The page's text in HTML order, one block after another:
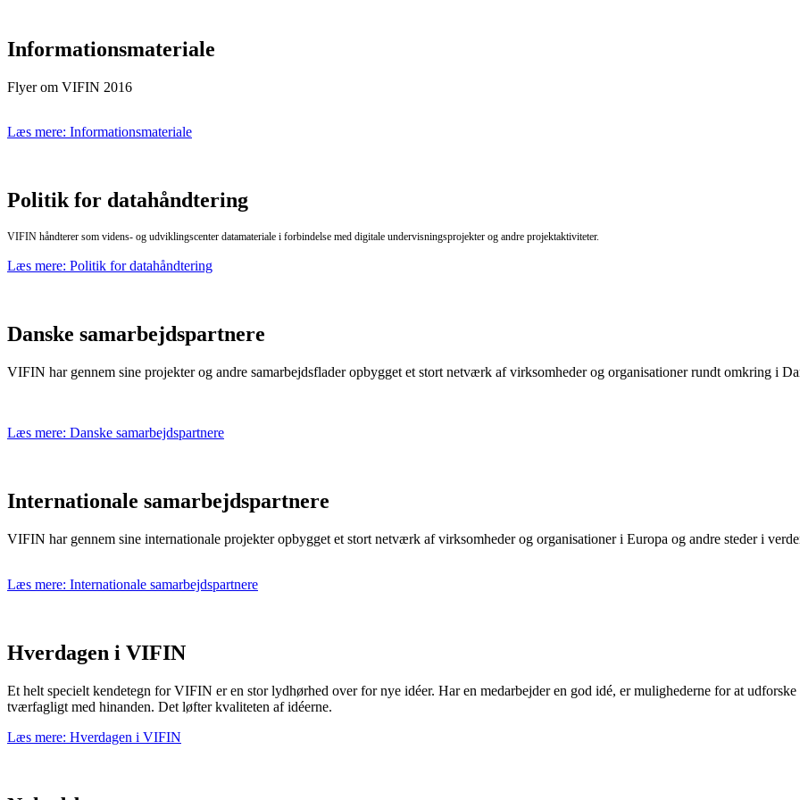
Informationsmateriale
Flyer om VIFIN 2016
Læs mere: Informationsmateriale
Politik for datahåndtering
VIFIN håndterer som videns- og udviklingscenter datamateriale i forbindelse med digitale undervisningsprojekter og andre projektaktiviteter.
Læs mere: Politik for datahåndtering
Danske samarbejdspartnere
VIFIN har gennem sine projekter og andre samarbejdsflader opbygget et stort netværk af virksomheder og organisationer rundt omkring i
Læs mere: Danske samarbejdspartnere
Internationale samarbejdspartnere
VIFIN har gennem sine internationale projekter opbygget et stort netværk af virksomheder og organisationer i Europa og andre steder i
Det stopper ikke etter den første pakken, for lojale spillere kan jevnlig aktivere en
Læs mere: Internationale samarbejdspartnere
Hverdagen i VIFIN
Et helt specielt kendetegn for VIFIN er en stor lydhørhed over for nye idéer. Har en medarbejder en god idé, er mulighederne for at
tværfagligt med hinanden. Det løfter kvaliteten af idéerne.
Læs mere: Hverdagen i VIFIN